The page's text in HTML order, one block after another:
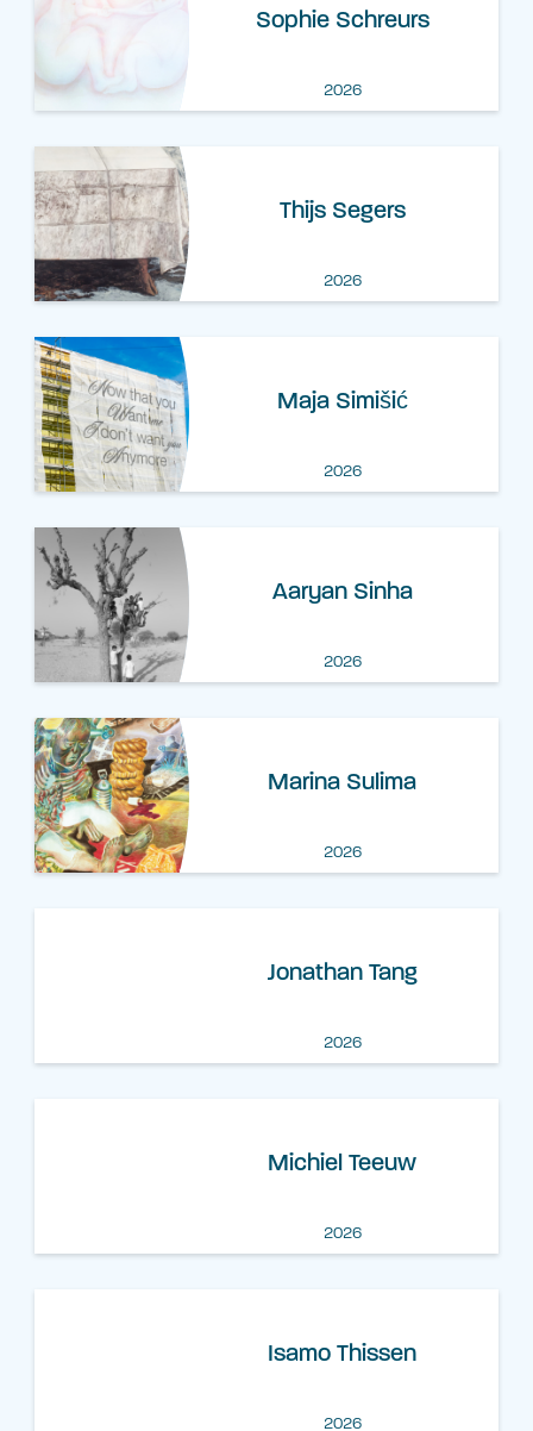
Sophie Schreurs
2026
Thijs Segers
2026
Maja Simišić
2026
Aaryan Sinha
2026
Marina Sulima
2026
Jonathan Tang
2026
Michiel Teeuw
2026
Isamo Thissen
2026